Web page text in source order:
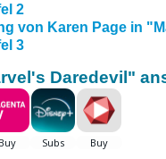
2
von Karen Page in
3
Daredevil"